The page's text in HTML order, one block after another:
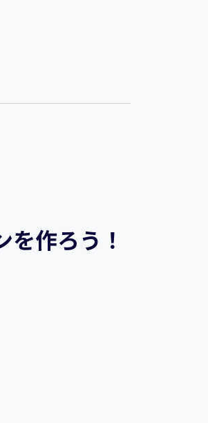
作ろう！